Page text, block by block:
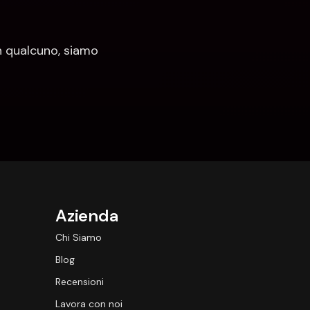
siamo
Azienda
Chi Siamo
Blog
Recensioni
Lavora con noi